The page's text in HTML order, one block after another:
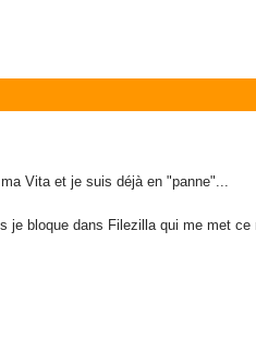
Vita et je suis déjà en "panne"...
bloque dans Filezilla qui me met